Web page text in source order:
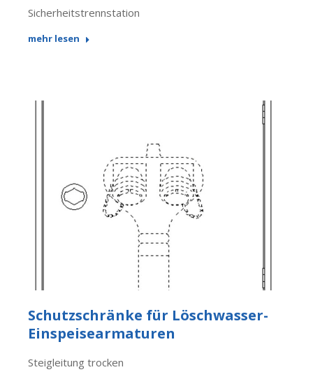
Sicherheitstrennstation
mehr lesen
Schutzschränke für Löschwasser-
Einspeisearmaturen
Steigleitung trocken